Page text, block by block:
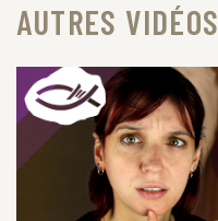
AUTRES VIDÉOS